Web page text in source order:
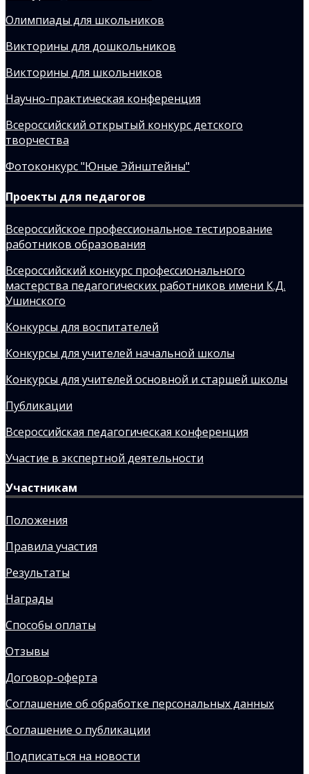
Олимпиады для школьников
Викторины для дошкольников
Викторины для школьников
Научно-практическая конференция
Всероссийский открытый конкурс детского
творчества
Фотоконкурс "Юные Эйнштейны"
Проекты для педагогов
Всероссийское профессиональное тестирование
работников образования
Всероссийский конкурс профессионального
мастерства педагогических работников имени К.Д.
Ушинского
Конкурсы для воспитателей
Конкурсы для учителей начальной школы
Конкурсы для учителей основной и старшей школы
Публикации
Всероссийская педагогическая конференция
Участие в экспертной деятельности
Участникам
Положения
Правила участия
Результаты
Награды
Способы оплаты
Отзывы
Договор-оферта
Соглашение об обработке персональных данных
Соглашение о публикации
Подписаться на новости